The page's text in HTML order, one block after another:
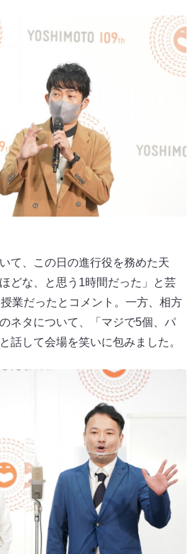
て、この日の進行役を務めた天
どな、と思う1時間だった」と芸
業だったとコメント。一方、相方
ネタについて、「マジで5個、パ
話して会場を笑いに包みました。